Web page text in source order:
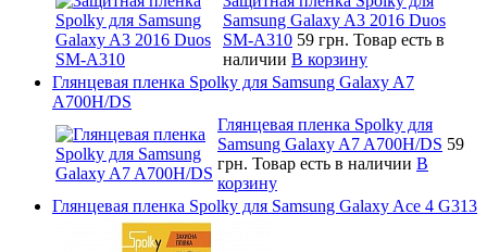
Samsung Galaxy A3 2016 Duos
SM-A310 59 грн. Товар есть в
наличии В корзину
Глянцевая пленка Spolky для Samsung Galaxy A7
A700H/DS
Глянцевая пленка Spolky для
Samsung Galaxy A7 A700H/DS 59
грн. Товар есть в наличии В
корзину
Глянцевая пленка Spolky для Samsung Galaxy Ace 4 G313